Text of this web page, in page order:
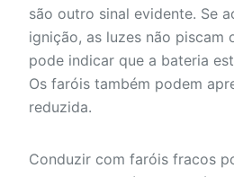
são outro sinal evidente. Se
ignição, as luzes não piscam
pode indicar que a bateria
Os faróis também podem
reduzida.
Conduzir com faróis fracos